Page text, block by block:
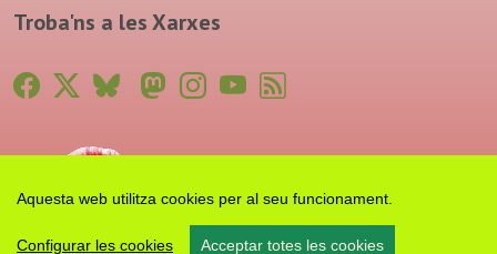
Aquesta web utilitza cookies per al seu funcionament.
Configurar les cookies Acceptar totes les cookies
Troba'ns a les Xarxes